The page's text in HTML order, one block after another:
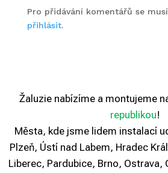
Pro přidávání komentářů se
přihlásit.
Žaluzie nabízíme a montujeme
republikou!
Města, kde jsme lidem instalací
Plzeň, Ústí nad Labem, Hradec
Liberec, Pardubice, Brno, Ostrava,